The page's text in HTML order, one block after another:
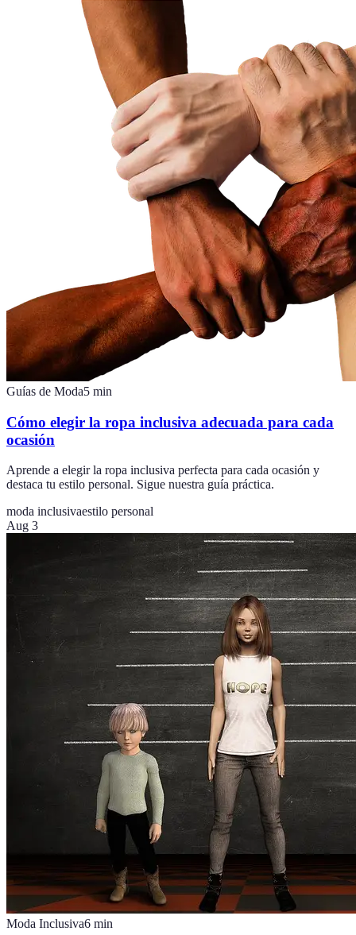
Guías de Moda5 min
Cómo elegir la ropa inclusiva adecuada para cada
ocasión
Aprende a elegir la ropa inclusiva perfecta para cada ocasión y
destaca tu estilo personal. Sigue nuestra guía práctica.
moda inclusivaestilo personal
Aug 3
Moda Inclusiva6 min